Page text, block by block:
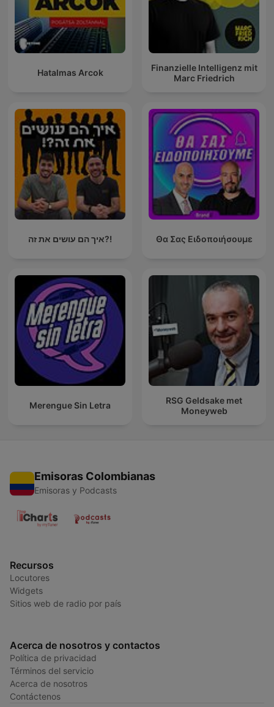
Hatalmas Arcok
Finanzielle Intelligenz mit
Marc Friedrich
איך הם עושים את זה?! Θα Σας Ειδοποιήσουμε
Merengue Sin Letra
RSG Geldsake met
Moneyweb
Emisoras Colombianas
Emisoras y Podcasts
Recursos
Locutores
Widgets
Sitios web de radio por país
Acerca de nosotros y contactos
Política de privacidad
Términos del servicio
Acerca de nosotros
Contáctenos